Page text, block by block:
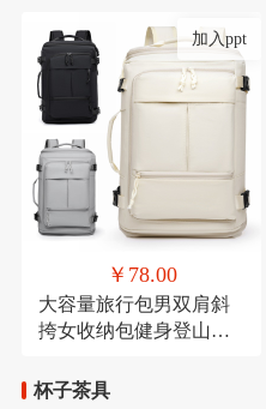
加入ppt
￥78.00
大容量旅行包男双肩斜
挎女收纳包健身登山运
杯子茶具